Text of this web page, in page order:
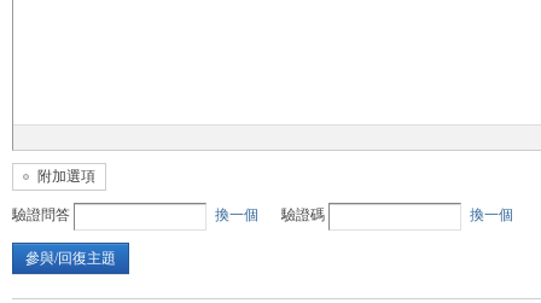
限
附加選項
驗證問答 換一個 驗證碼 換一個
參與/回復主題